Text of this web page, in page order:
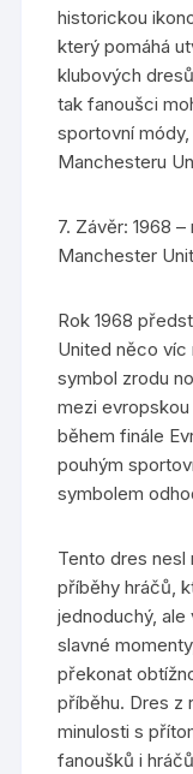
historickou
který pomáhá
klubových
tak fanoušci
sportovní
Manchesteru
7. Závěr: 1968
Manchester
Rok 1968
United něco víc
symbol zrodu
mezi
během finále
pouhým
symbolem
Tento dres nesl
příběhy hráčů,
jednoduchý,
slavné
překonat
příběhu. Dres z
minulosti s
fanoušků i